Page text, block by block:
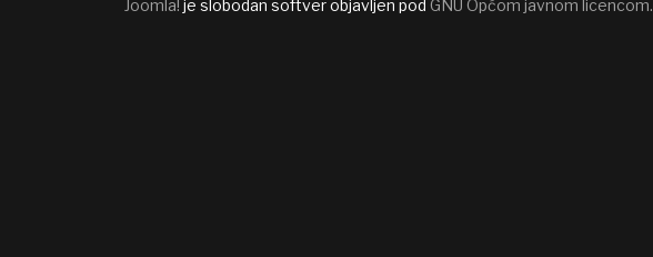
Joomla! je slobodan softver objavljen pod GNU Općom javnom licencom.